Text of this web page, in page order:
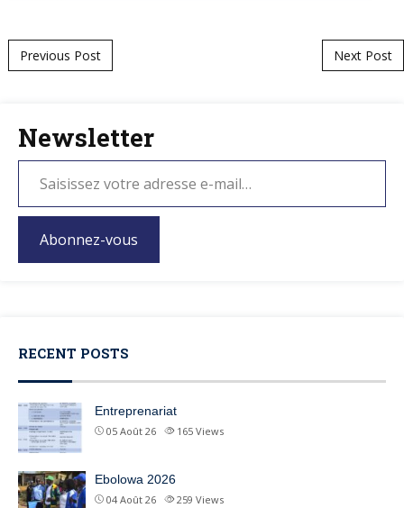
Post navigation
Previous Post Next Post
Newsletter
Abonnez-vous
RECENT POSTS
Entreprenariat
05 Août 26 165 Views
Ebolowa 2026
04 Août 26 259 Views